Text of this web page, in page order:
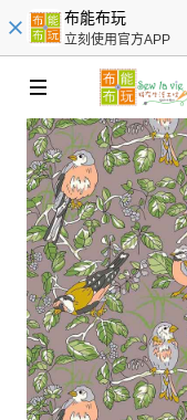
布能布玩
立刻使用官方APP